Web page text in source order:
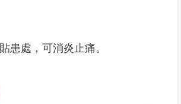
患處，可消炎止痛。